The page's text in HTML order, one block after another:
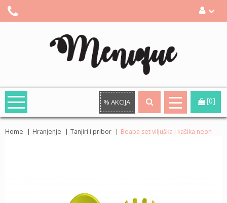
% AKCIJA [0]
Home Hranjenje Tanjiri i pribor Beaba set viljuška i kašika neon